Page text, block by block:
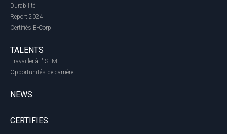
Durabilité
Report 2024
Certifiés B-Corp
TALENTS
Travailler à l'ISEM
Opportunités de carrière
NEWS
CERTIFIES